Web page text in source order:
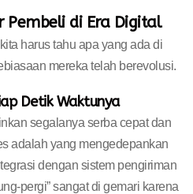
Pembeli di Era Digital
harus tahu apa yang ada di
mereka telah berevolusi.
Detik Waktunya
segalanya serba cepat dan
adalah yang mengedepankan
dengan sistem pengiriman
pergi” sangat di gemari karena